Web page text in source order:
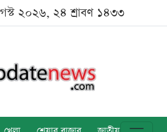
২০২৬, ২৪ শ্রাবণ ১৪৩৩